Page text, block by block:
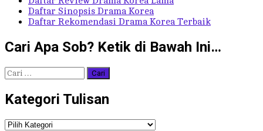
Daftar Sinopsis Drama Korea
Daftar Rekomendasi Drama Korea Terbaik
Cari Apa Sob? Ketik di Bawah Ini…
Cari
Kategori Tulisan
Kategori